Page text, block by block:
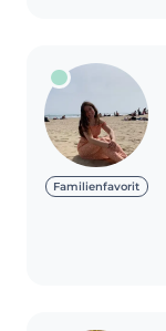
Familienfavorit